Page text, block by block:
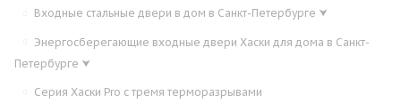
Входные стальные двери в дом в Санкт-Петербурге ⮟
Энергосберегающие входные двери Хаски для дома в Санкт-
Петербурге ⮟
Серия Хаски Pro с тремя терморазрывами